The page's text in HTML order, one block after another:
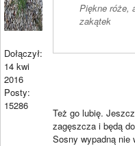
Dołączył:
14 kwi
2016
Posty:
15286
Piękne róże,
zakątek
Też go lubię.
zagęszcza i będą
Sosny wypadną nie